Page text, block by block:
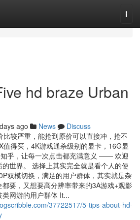
hd braze Urban
ago News
Discuss
较严重，能抢到原价可以直接冲，抢不
得买，4K游戏通杀级别的显卡，16G显
乎，让每一次点击都充满意义 —— 欢迎
世界。 选择上其实完全就是看个人的使
双模切换，满足的用户群体，其实就是杂
要，又想要高分辨率带来的3A游戏+观影
网游的用户群体 It...
37722517/5-tips-about-hd-